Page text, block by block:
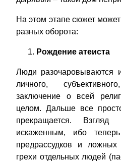
На этом этапе сюжет
разных оборота:
Рождение атеиста
Люди разочаровываются
личного,
заключение о всей
целом. Дальше все
прекращается.
искаженным, ибо
предрассудков и ложных
грехи отдельных людей